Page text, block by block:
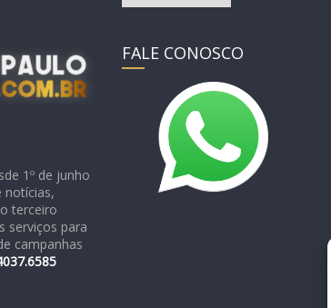
1º de junho
notícias,
terceiro
serviços para
campanhas
FALE CONOSCO